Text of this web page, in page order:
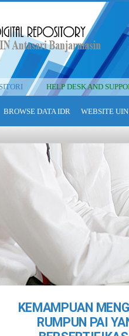
HELP DESK AND
BROWSE DATA IDR WEBSITE
KEMAMPUAN
RUMPUN PAI